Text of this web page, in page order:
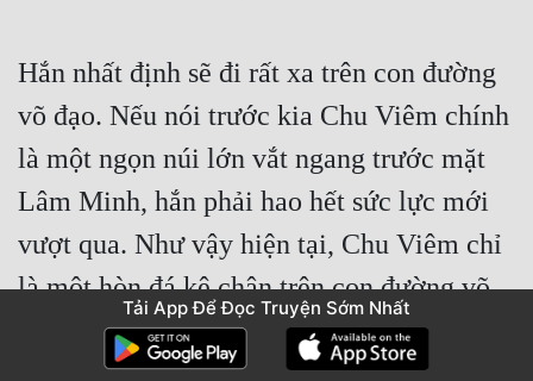
Hắn nhất định sẽ đi rất xa trên con đường
võ đạo. Nếu nói trước kia Chu Viêm chính
là một ngọn núi lớn vắt ngang trước mặt
Lâm Minh, hắn phải hao hết sức lực mới
vượt qua. Như vậy hiện tại, Chu Viêm chỉ
là một hòn đá kê chân trên con đường võ
đạo của Lâm Minh. Lâm Minh chỉ cần
giẫm nó đi chinh phục đỉnh cao hơn.
Tải App Để Đọc Truyện Sớm Nhất